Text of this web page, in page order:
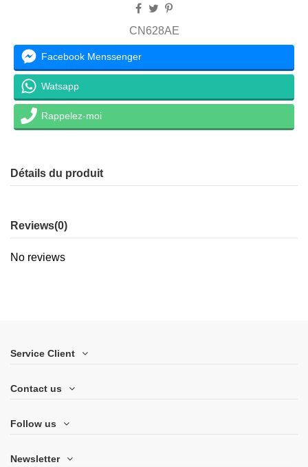
CN628AE
Facebook Menssenger
Watsapp
Rappelez-moi
Détails du produit
Reviews(0)
No reviews
Service Client
Contact us
Follow us
Newsletter